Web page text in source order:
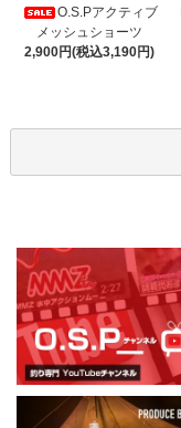
O.S.Pアクティブ
メッシュショーツ
2,900円(税込3,190円)